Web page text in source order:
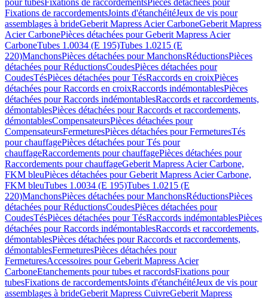
pour tubesFixations de raccordementsPièces détachées pour
Fixations de raccordementsJoints d'étanchéitéJeux de vis pour
assemblages à brideGeberit Mapress Acier CarboneGeberit Mapress
Acier CarbonePièces détachées pour Geberit Mapress Acier
CarboneTubes 1.0034 (E 195)Tubes 1.0215 (E
220)ManchonsPièces détachées pour ManchonsRéductionsPièces
détachées pour RéductionsCoudesPièces détachées pour
CoudesTésPièces détachées pour TésRaccords en croixPièces
détachées pour Raccords en croixRaccords indémontablesPièces
détachées pour Raccords indémontablesRaccords et raccordements,
démontablesPièces détachées pour Raccords et raccordements,
démontablesCompensateursPièces détachées pour
CompensateursFermeturesPièces détachées pour FermeturesTés
pour chauffagePièces détachées pour Tés pour
chauffageRaccordements pour chauffagePièces détachées pour
Raccordements pour chauffageGeberit Mapress Acier Carbone,
FKM bleuPièces détachées pour Geberit Mapress Acier Carbone,
FKM bleuTubes 1.0034 (E 195)Tubes 1.0215 (E
220)ManchonsPièces détachées pour ManchonsRéductionsPièces
détachées pour RéductionsCoudesPièces détachées pour
CoudesTésPièces détachées pour TésRaccords indémontablesPièces
détachées pour Raccords indémontablesRaccords et raccordements,
démontablesPièces détachées pour Raccords et raccordements,
démontablesFermeturesPièces détachées pour
FermeturesAccessoires pour Geberit Mapress Acier
CarboneEtanchements pour tubes et raccordsFixations pour
tubesFixations de raccordementsJoints d'étanchéitéJeux de vis pour
assemblages à brideGeberit Mapress CuivreGeberit Mapress